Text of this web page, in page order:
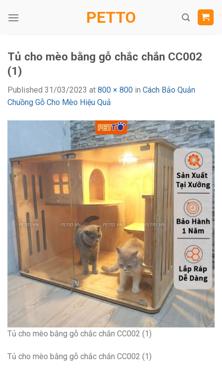
PETTO
Tủ cho mèo bằng gỗ chắc chắn CC002
(1)
Published 31/03/2023 at 800 × 800 in Cách Bảo Quản
Chuồng Gỗ Cho Mèo Hiệu Quả
Tủ cho mèo bằng gỗ chắc chắn CC002 (1)
Tủ cho mèo bằng gỗ chắc chắn CC002 (1)